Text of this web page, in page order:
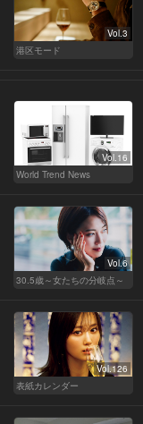
Vol.3
港区モード
Vol.16
World Trend News
Vol.6
30.5歳～女たちの分岐点～
Vol.126
表紙カレンダー